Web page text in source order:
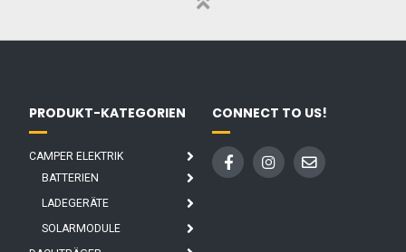
PRODUKT-KATEGORIEN
CAMPER ELEKTRIK
BATTERIEN
LADEGERÄTE
SOLARMODULE
CONNECT TO US!